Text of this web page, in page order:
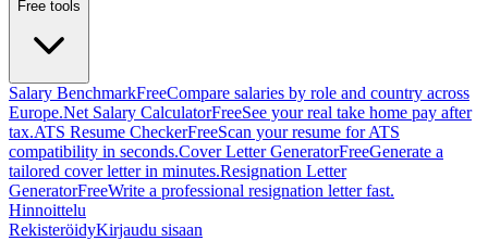
Free tools
Salary BenchmarkFreeCompare salaries by role and country across
Europe.Net Salary CalculatorFreeSee your real take home pay after
tax.ATS Resume CheckerFreeScan your resume for ATS
compatibility in seconds.Cover Letter GeneratorFreeGenerate a
tailored cover letter in minutes.Resignation Letter
GeneratorFreeWrite a professional resignation letter fast.
Hinnoittelu
RekisteröidyKirjaudu sisaan